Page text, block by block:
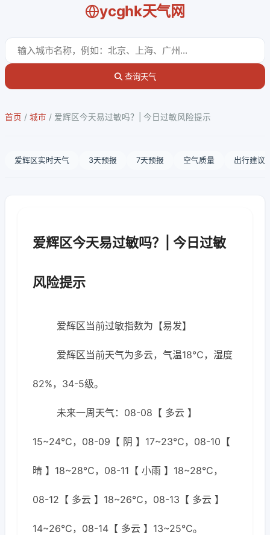
ycghk天气网
查询天气
首页 / 城市 / 爱辉区今天易过敏吗？| 今日过敏风险提示
爱辉区实时天气 3天预报 7天预报 空气质量 出行建议
爱辉区今天易过敏吗？| 今日过敏
风险提示
爱辉区当前过敏指数为【易发】
爱辉区当前天气为多云，气温18℃，湿度
82%，34-5级。
未来一周天气：08-08【 多云 】
15~24℃，08-09【 阴 】17~23℃，08-10【
晴 】18~28℃，08-11【 小雨 】18~28℃，
08-12【 多云 】18~26℃，08-13【 多云 】
14~26℃，08-14【 多云 】13~25℃。